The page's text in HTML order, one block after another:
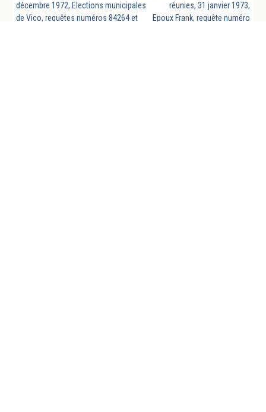
décembre 1972, Elections municipales
de Vico, requêtes numéros 84264 et
réunies, 31 janvier 1973,
Epoux Frank, requête numéro